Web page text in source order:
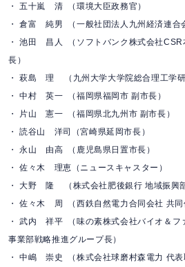
・ 五十嵐 清 （環境大臣政務官）
・ 倉富 純男 （一般社団法人九州経済連合
・ 池田 昌人 （ソフトバンク株式会社CSR
長）
・ 萩島 理 （九州大学大学院総合理工学研
・ 中村 英一 （福岡県福岡市 副市長）
・ 片山 憲一 （福岡県北九州市 副市長）
・ 読谷山 洋司（宮崎県延岡市長）
・ 永山 由高 （鹿児島県日置市長）
・ 佐々木 理恵（ニュースキャスター）
・ 大野 隆 （株式会社肥後銀行 地域振興部
・ 佐々木 周 （西鉄自然電力合同会社 共同
・ 武内 祥平 （味の素株式会社バイオ＆フ
事業部戦略推進グループ長）
・ 中嶋 崇史 （株式会社球磨村森電力 代表